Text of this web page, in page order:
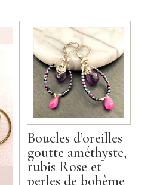
Boucles d’oreilles
goutte améthyste,
rubis Rose et
perles de bohème